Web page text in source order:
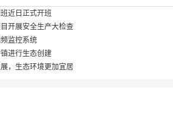
近日正式开班
开展安全生产大检查
监控系统
进行生态创建
，生态环境更加宜居